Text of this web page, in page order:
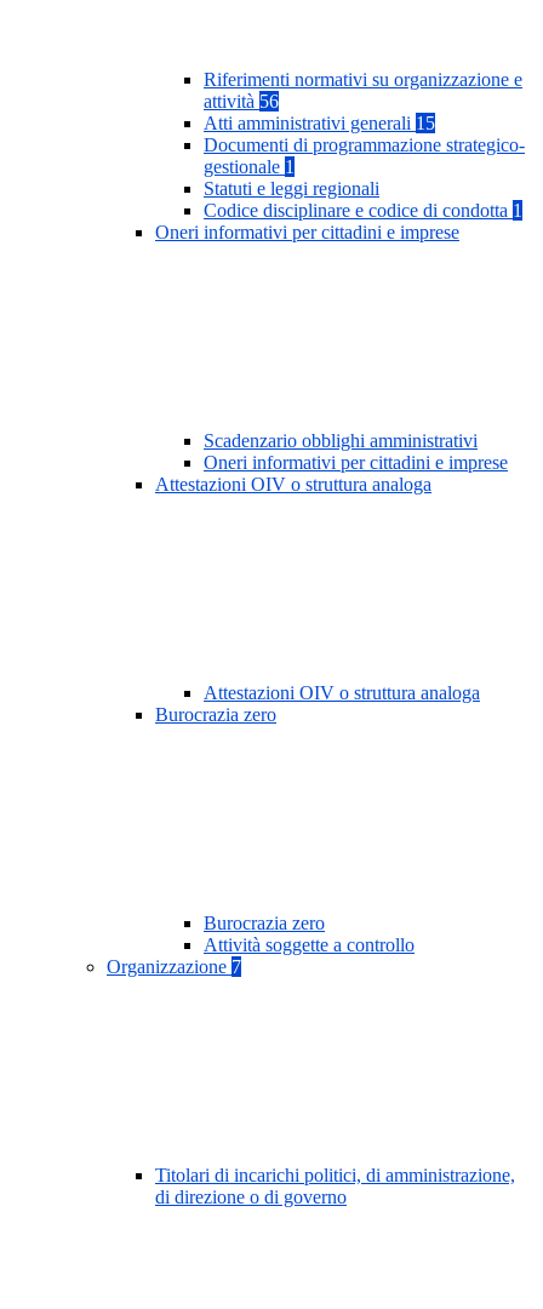
Riferimenti normativi su organizzazione e
attività 56
Atti amministrativi generali 15
Documenti di programmazione strategico-
gestionale 1
Statuti e leggi regionali
Codice disciplinare e codice di condotta 1
Oneri informativi per cittadini e imprese
Scadenzario obblighi amministrativi
Oneri informativi per cittadini e imprese
Attestazioni OIV o struttura analoga
Attestazioni OIV o struttura analoga
Burocrazia zero
Burocrazia zero
Attività soggette a controllo
Organizzazione 7
Titolari di incarichi politici, di amministrazione,
di direzione o di governo